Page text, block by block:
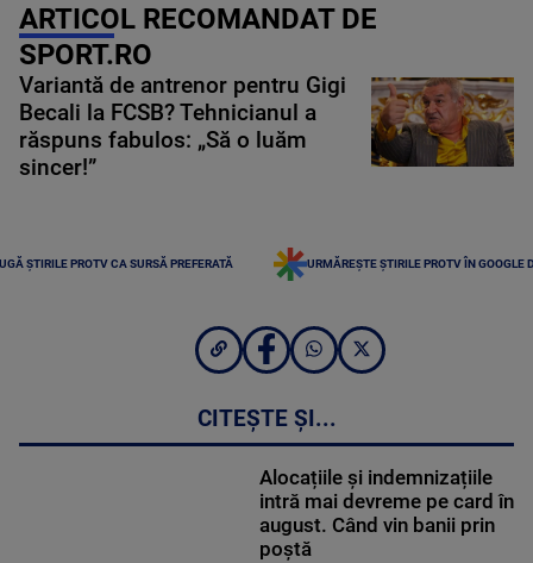
ARTICOL RECOMANDAT DE
SPORT.RO
Variantă de antrenor pentru Gigi
Becali la FCSB? Tehnicianul a
răspuns fabulos: „Să o luăm
sincer!”
ȘTIRILE PROTV CA SURSĂ PREFERATĂ URMĂREȘTE ȘTIRILE PROTV ÎN GOOGLE
CITEȘTE ȘI...
Alocațiile și indemnizațiile
intră mai devreme pe card în
august. Când vin banii prin
poștă